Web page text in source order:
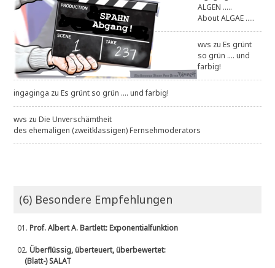
ALGEN .....
About ALGAE .....
wvs zuEs grünt
so grün .... und
farbig!
ingaginga zuEs grünt so grün .... und farbig!
wvs zuDie Unverschämtheit
des ehemaligen (zweitklassigen) Fernsehmoderators
(6) Besondere Empfehlungen
01.Prof. Albert A. Bartlett: Exponentialfunktion
02.Überflüssig, überteuert, überbewertet:
(Blatt-) SALAT